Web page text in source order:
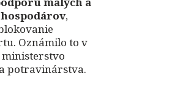
,
Oznámilo to v
potravinárstva.